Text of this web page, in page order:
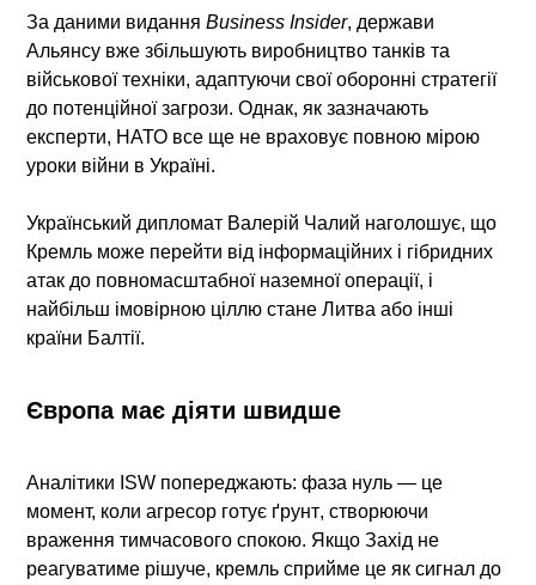
За даними виданняBusiness Insider, держави
Альянсу вжезбільшують виробництво танків та
військової техніки, адаптуючи свої оборонні стратегії
до потенційної загрози. Однак, як зазначають
експерти, НАТО все ще не враховує повною мірою
уроки війни в Україні.
Український дипломат Валерій Чалий наголошує, що
Кремль може перейти від інформаційних і гібридних
атак до повномасштабної наземної операції, і
найбільш імовірною ціллю стане Литва або інші
країни Балтії.
Європа має діяти швидше
Аналітики ISW попереджають:фаза нуль — це
момент, коли агресор готує ґрунт, створюючи
враження тимчасового спокою. Якщо Захід не
реагуватиме рішуче, кремль сприйме це як сигнал до